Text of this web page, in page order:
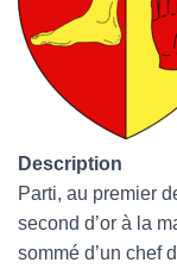
Description
Parti, au premier
second d’or à la
sommé d’un chef